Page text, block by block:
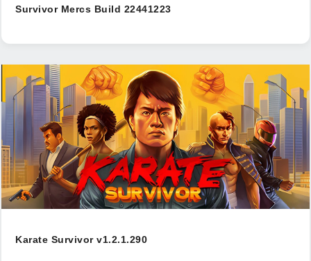
Survivor Mercs Build 22441223
Karate Survivor v1.2.1.290